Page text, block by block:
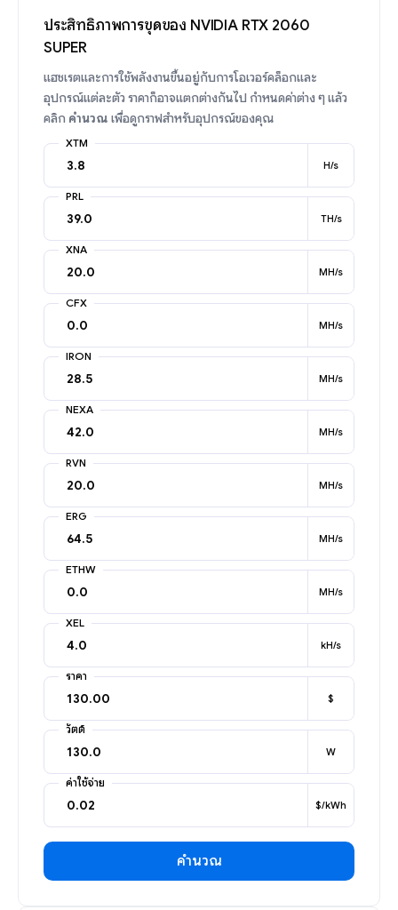
ประสิทธิภาพการขุดของ NVIDIA RTX 2060
SUPER
แฮชเรตและการใช้พลังงานขึ้นอยู่กับการโอเวอร์คล็อกและ
อุปกรณ์แต่ละตัว ราคาก็อาจแตกต่างกันไป กำหนดค่าต่าง ๆ แล้ว
คลิก คำนวณ เพื่อดูกราฟสำหรับอุปกรณ์ของคุณ
XTM
H/s
PRL
TH/s
XNA
MH/s
CFX
MH/s
IRON
MH/s
NEXA
MH/s
RVN
MH/s
ERG
MH/s
ETHW
MH/s
XEL
kH/s
ราคา
$
วัตต์
W
ค่าใช้จ่าย
$/kWh
คำนวณ